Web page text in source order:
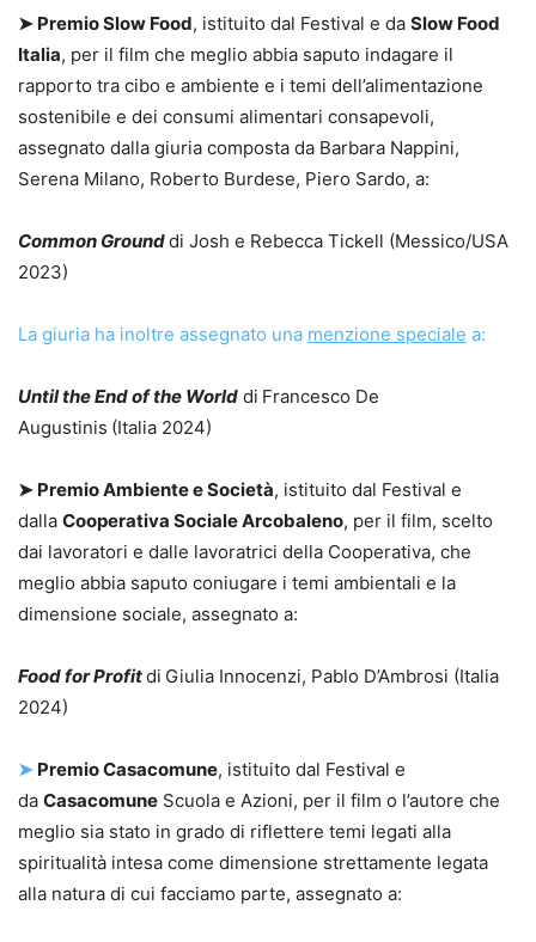
➤ Premio Slow Food, istituito dal Festival e da Slow Food
Italia, per il film che meglio abbia saputo indagare il
rapporto tra cibo e ambiente e i temi dell’alimentazione
sostenibile e dei consumi alimentari consapevoli,
assegnato dalla giuria composta da Barbara Nappini,
Serena Milano, Roberto Burdese, Piero Sardo, a:
Common Grounddi Josh e Rebecca Tickell (Messico/USA
2023)
La giuria ha inoltre assegnato una menzione speciale a:
Until the End of the World di Francesco De
Augustinis (Italia 2024)
➤ Premio Ambiente e Società, istituito dal Festival e
dalla Cooperativa Sociale Arcobaleno, per il film, scelto
dai lavoratori e dalle lavoratrici della Cooperativa, che
meglio abbia saputo coniugare i temi ambientali e la
dimensione sociale, assegnato a:
Food for Profitdi Giulia Innocenzi, Pablo D’Ambrosi (Italia
2024)
➤ Premio Casacomune, istituito dal Festival e
da Casacomune Scuola e Azioni, per il film o l’autore che
meglio sia stato in grado di riflettere temi legati alla
spiritualità intesa come dimensione strettamente legata
alla natura di cui facciamo parte, assegnato a: